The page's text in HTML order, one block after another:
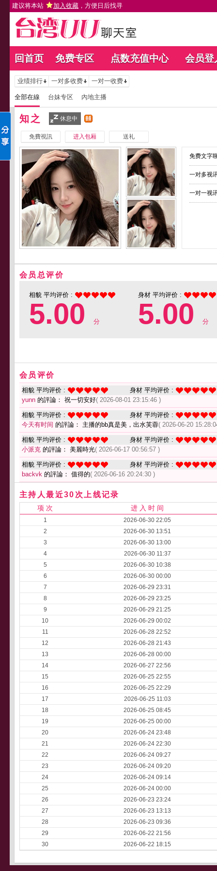
建议将本站 加入收藏 ，方便日后找寻
回首页 免费专区 点数充值中心 会员登
业绩排行 一对多收费 一对一收费
全部在線 台妹专区 內地主播
知之 休息中
免費視訊 进入包厢 送礼
免费文字
一对多视
一对一视
会员总评价
相貌 平均评价 :
5.00 分
身材 平均评价 :
5.00 分
会员评价
相貌 平均评价 :
身材 平均评价 :
yunn 的評論： 祝一切安好( 2026-08-01 23:15:46 )
相貌 平均评价 :
身材 平均评价 :
今天有时间 的評論： 主播的bb真是美，出水芙蓉( 2026-06-20
相貌 平均评价 :
身材 平均评价 :
小派克 的評論： 美麗時光( 2026-06-17 00:56:57 )
相貌 平均评价 :
身材 平均评价 :
backvk 的評論： 值得的( 2026-06-16 20:24:30 )
主持人最近30次上线记录
项 次 进 入 时 间
1
2026-06-30 22:05
2
2026-06-30 13:51
3
2026-06-30 13:00
4
2026-06-30 11:37
5
2026-06-30 10:38
6
2026-06-30 00:00
7
2026-06-29 23:31
8
2026-06-29 23:25
9
2026-06-29 21:25
10
2026-06-29 00:02
11
2026-06-28 22:52
12
2026-06-28 21:43
13
2026-06-28 00:00
14
2026-06-27 22:56
15
2026-06-25 22:55
16
2026-06-25 22:29
17
2026-06-25 11:03
18
2026-06-25 08:45
19
2026-06-25 00:00
20
2026-06-24 23:48
21
2026-06-24 22:30
22
2026-06-24 09:27
23
2026-06-24 09:20
24
2026-06-24 09:14
25
2026-06-24 00:00
26
2026-06-23 23:24
27
2026-06-23 13:13
28
2026-06-23 09:36
29
2026-06-22 21:56
30
2026-06-22 18:15